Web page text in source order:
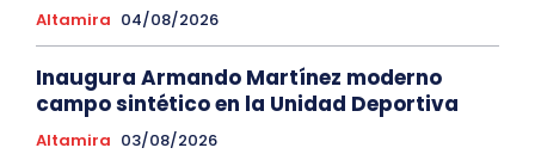
Altamira 04/08/2026
Inaugura Armando Martínez moderno
campo sintético en la Unidad Deportiva
Altamira 03/08/2026